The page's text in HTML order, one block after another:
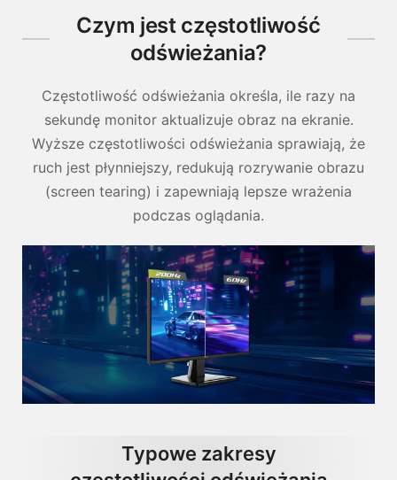
Czym jest częstotliwość
odświeżania?
Częstotliwość odświeżania określa, ile razy na
sekundę monitor aktualizuje obraz na ekranie.
Wyższe częstotliwości odświeżania sprawiają, że
ruch jest płynniejszy, redukują rozrywanie obrazu
(screen tearing) i zapewniają lepsze wrażenia
podczas oglądania.
Typowe zakresy